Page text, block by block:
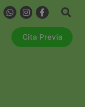
Cita Previa